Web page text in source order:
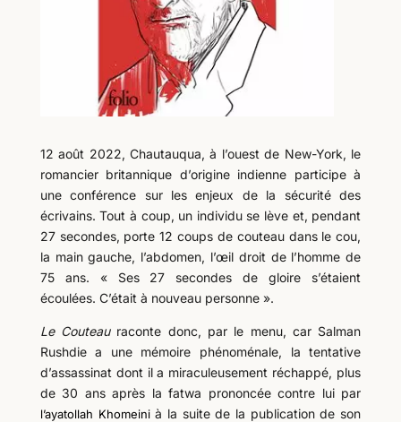
12 août 2022, Chautauqua, à l’ouest de New-York, le
romancier britannique d’origine indienne participe à
une conférence sur les enjeux de la sécurité des
écrivains. Tout à coup, un individu se lève et, pendant
27 secondes, porte 12 coups de couteau dans le cou,
la main gauche, l’abdomen, l’œil droit de l’homme de
75 ans. « Ses 27 secondes de gloire s’étaient
écoulées. C’était à nouveau personne ».
Le Couteau raconte donc, par le menu, car Salman
Rushdie a une mémoire phénoménale, la tentative
d’assassinat dont il a miraculeusement réchappé, plus
de 30 ans après la fatwa prononcée contre lui par
l’ayatollah Khomeinià la suite de la publication de son